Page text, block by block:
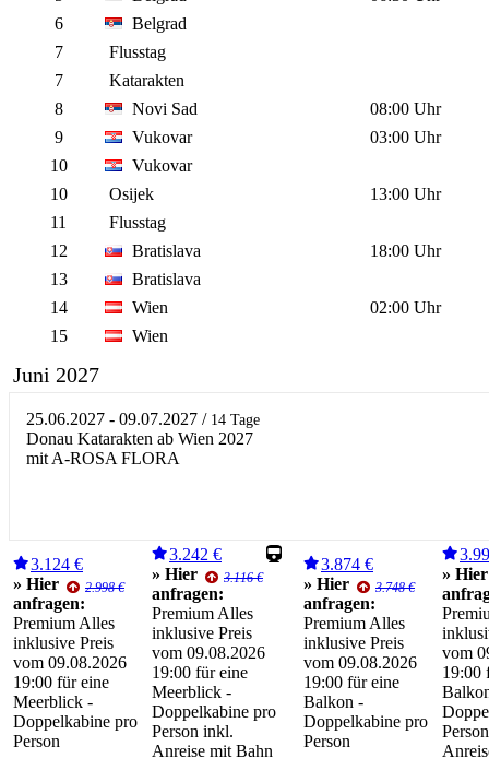
6
Belgrad
7
Flusstag
7
Katarakten
8
Novi Sad
08:00 Uhr
9
Vukovar
03:00 Uhr
10
Vukovar
10
Osijek
13:00 Uhr
11
Flusstag
12
Bratislava
18:00 Uhr
13
Bratislava
14
Wien
02:00 Uhr
15
Wien
Juni 2027
25.06.2027 - 09.07.2027 / 14 Tage
Donau Katarakten ab Wien 2027
mit A-ROSA FLORA
3.124 €
2.998 €
» Hier
anfragen:
Premium Alles
inklusive Preis
vom 09.08.2026
19:00 für eine
Meerblick -
Doppelkabine pro
Person
3.242 €
3.116 €
» Hier
anfragen:
Premium Alles
inklusive Preis
vom 09.08.2026
19:00 für eine
Meerblick -
Doppelkabine pro
Person inkl.
Anreise mit Bahn
3.874 €
3.748 €
» Hier
anfragen:
Premium Alles
inklusive Preis
vom 09.08.2026
19:00 für eine
Balkon -
Doppelkabine pro
Person
» Hier
vom
19:00